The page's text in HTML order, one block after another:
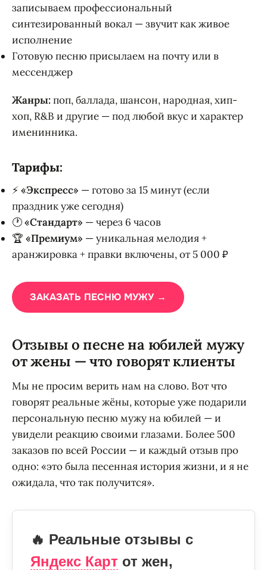
записываем профессиональный
синтезированный вокал — звучит как живое
исполнение
Готовую песню присылаем на почту или в
мессенджер
Жанры:поп, баллада, шансон, народная, хип-
хоп, R&B и другие — под любой вкус и характер
именинника.
Тарифы:
⚡ «Экспресс» — готово за 15 минут (если
праздник уже сегодня)
🕐«Стандарт» — через 6 часов
🏆 «Премиум» — уникальная мелодия +
аранжировка + правки включены, от 5 000 ₽
ЗАКАЗАТЬ ПЕСНЮ МУЖУ →
Отзывы о песне на юбилей мужу
от жены — что говорят клиенты
Мы не просим верить нам на слово. Вот что
говорят реальные жёны, которые уже подарили
персональную песню мужу на юбилей — и
увидели реакцию своими глазами. Более 500
заказов по всей России — и каждый отзыв про
одно: «это была песенная история жизни, и я не
ожидала, что так получится».
🔥 Реальные отзывы с
Яндекс Карт от жен,